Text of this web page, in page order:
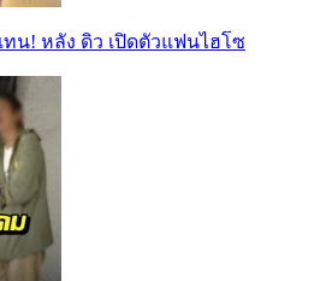
น! หลัง ดิว เปิดตัวแฟนไฮโซ